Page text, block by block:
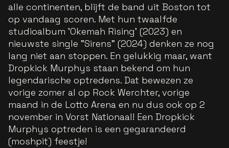
alle continenten, blijft de band uit Boston tot
op vandaag scoren. Met hun twaalfde
studioalbum 'Okemah Rising' (2023) en
nieuwste single "Sirens" (2024) denken ze nog
lang niet aan stoppen. En gelukkig maar, want
Dropkick Murphys staan bekend om hun
legendarische optredens. Dat bewezen ze
vorige zomer al op Rock Werchter, vorige
maand in de Lotto Arena en nu dus ook op 2
november in Vorst Nationaal! Een Dropkick
Murphys optreden is een gegarandeerd
(moshpit) feestje!